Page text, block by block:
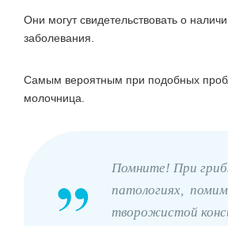
Они могут свидетельствовать о
заболевания.
Самым вероятным при подобных
молочница.
Помните! При
патологиях,
творожистой